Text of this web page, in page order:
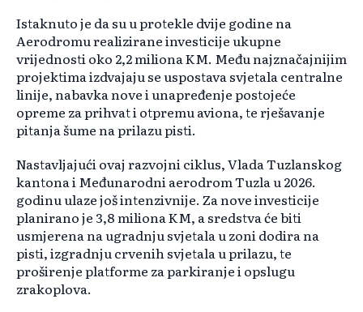
Istaknuto je da su u protekle dvije godine na
Aerodromu realizirane investicije ukupne
vrijednosti oko 2,2 miliona KM. Među najznačajnijim
projektima izdvajaju se uspostava svjetala centralne
linije, nabavka nove i unapređenje postojeće
opreme za prihvat i otpremu aviona, te rješavanje
pitanja šume na prilazu pisti.
Nastavljajući ovaj razvojni ciklus, Vlada Tuzlanskog
kantona i Međunarodni aerodrom Tuzla u 2026.
godinu ulaze još intenzivnije. Za nove investicije
planirano je 3,8 miliona KM, a sredstva će biti
usmjerena na ugradnju svjetala u zoni dodira na
pisti, izgradnju crvenih svjetala u prilazu, te
proširenje platforme za parkiranje i opslugu
zrakoplova.